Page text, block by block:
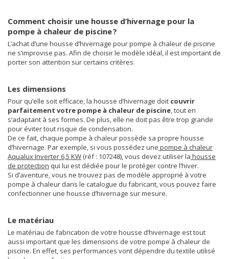
Comment choisir une housse d’hivernage pour la
pompe à chaleur de piscine ?
L’achat d’une housse d’hivernage pour pompe à chaleur de piscine
ne s’improvise pas. Afin de choisir le modèle idéal, il est important de
porter son attention sur certains critères.
Les dimensions
Pour qu’elle soit efficace, la housse d’hivernage doit couvrir
parfaitement votre pompe à chaleur de piscine, tout en
s’adaptant à ses formes. De plus, elle ne doit pas être trop grande
pour éviter tout risque de condensation.
De ce fait, chaque pompe à chaleur possède sa propre housse
d’hivernage. Par exemple, si vous possédez une pompe à chaleur
Aqualux Inverter 6,5 KW (réf : 107248), vous devez utiliser la housse
de protection qui lui est dédiée pour le protéger contre l’hiver.
Si d’aventure, vous ne trouvez pas de modèle approprié à votre
pompe à chaleur dans le catalogue du fabricant, vous pouvez faire
confectionner une housse d’hivernage sur mesure.
Le matériau
Le matériau de fabrication de votre housse d’hivernage est tout
aussi important que les dimensions de votre pompe à chaleur de
piscine. En effet, ses performances vont dépendre du textile utilisé